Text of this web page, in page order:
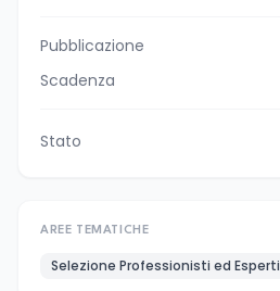
Pubblicazione
Scadenza
Stato
AREE TEMATICHE
Selezione Professionisti ed Esperti